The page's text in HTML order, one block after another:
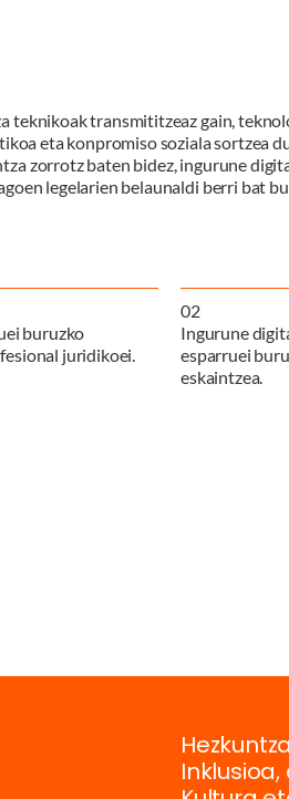
teknikoak transmititzeaz gain,
eta konpromiso soziala sortzea
zorrotz baten bidez, ingurune
legelarien belaunaldi berri bat
buruzko
juridikoei.
02
Ingurune
esparruei
eskaintzea.